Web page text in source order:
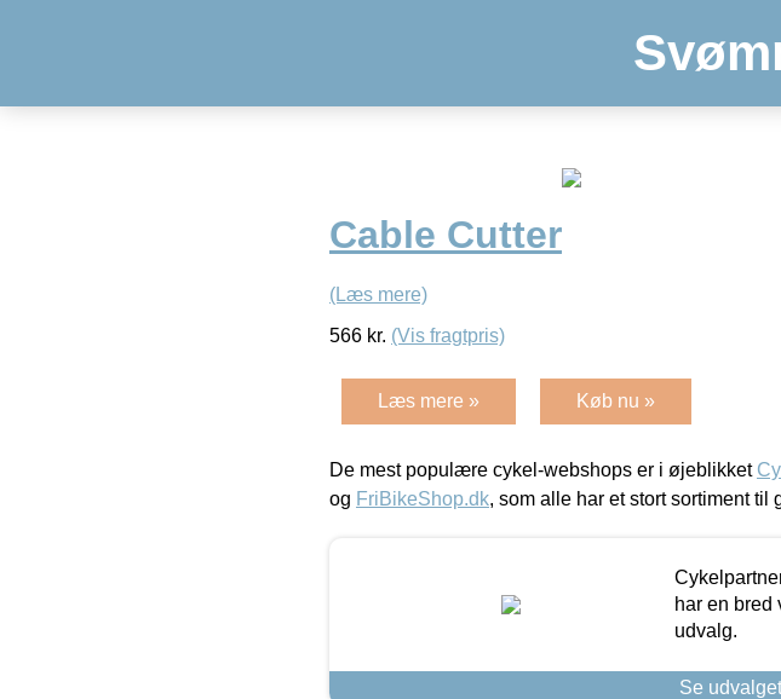
Cable Cutter
(Læs mere)
566 kr. (Vis fragtpris)
Læs mere » Køb nu »
De mest populære cykel-webshops er i øjeblikket
og FriBikeShop.dk, som alle har et stort sortiment til
har en bred
udvalg.
Se